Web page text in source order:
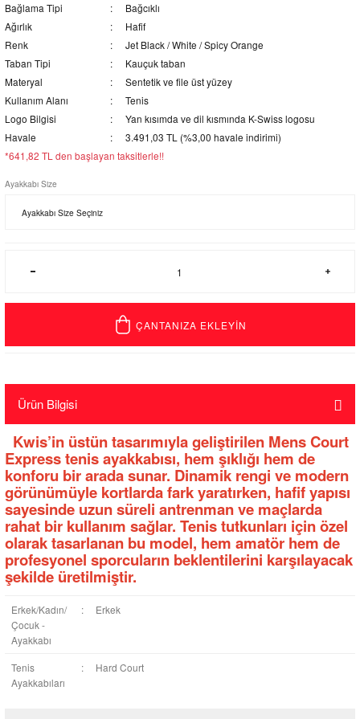
Bağlama Tipi
Bağcıklı
Ağırlık
Hafif
Renk
Jet Black / White / Spicy Orange
Taban Tipi
Kauçuk taban
Materyal
Sentetik ve file üst yüzey
Kullanım Alanı
Tenis
Logo Bilgisi
Yan kısımda ve dil kısmında K-Swiss logosu
Havale
3.491,03 TL (%3,00 havale indirimi)
*641,82 TL den başlayan taksitlerle!!
Ayakkabı Size
ÇANTANIZA EKLEYİN
Ürün Bilgisi
Kwis’in üstün tasarımıyla geliştirilen Mens Court
Express tenis ayakkabısı, hem şıklığı hem de
konforu bir arada sunar. Dinamik rengi ve modern
görünümüyle kortlarda fark yaratırken, hafif yapısı
sayesinde uzun süreli antrenman ve maçlarda
rahat bir kullanım sağlar. Tenis tutkunları için özel
olarak tasarlanan bu model, hem amatör hem de
profesyonel sporcuların beklentilerini karşılayacak
şekilde üretilmiştir.
Erkek/Kadın/
Çocuk -
Ayakkabı
: Erkek
Tenis
Ayakkabıları
: Hard Court